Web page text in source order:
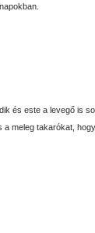
és este a levegő is
a meleg takarókat,